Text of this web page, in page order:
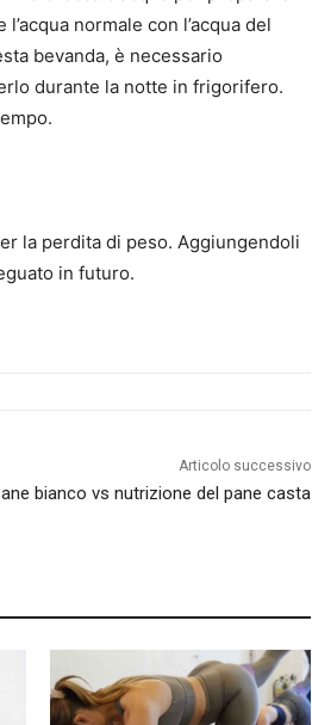
normale con l’acqua del
bevanda, è necessario
durante la notte in frigorifero.
la perdita di peso. Aggiungendoli
in futuro.
Articolo successivo
bianco vs nutrizione del pane casta